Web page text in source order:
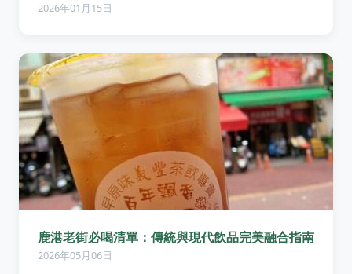
2026年01月15日
鹿港老街必喝清單：傳統與現代飲品完美融合指南
2026年05月06日